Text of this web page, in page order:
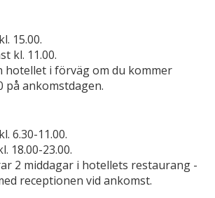
15.00.
kl. 11.00.
hotellet i förväg om du kommer
på ankomstdagen.
6.30-11.00.
18.00-23.00.
2 middagar i hotellets restaurang -
receptionen vid ankomst.